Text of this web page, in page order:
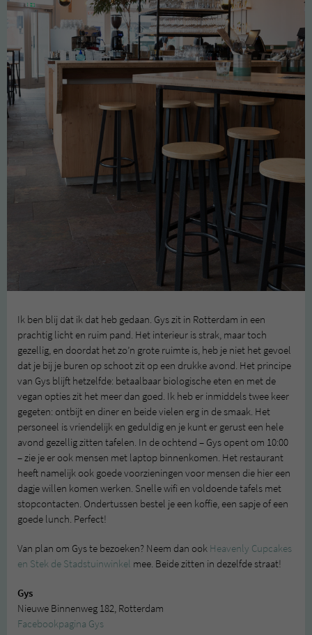
Ik ben blij dat ik dat heb gedaan. Gys zit in Rotterdam in een
prachtig licht en ruim pand. Het interieur is strak, maar toch
gezellig, en doordat het zo’n grote ruimte is, heb je niet het gevoel
dat je bij je buren op schoot zit op een drukke avond. Het principe
van Gys blijft hetzelfde: betaalbaar biologische eten en met de
vegan opties zit het meer dan goed. Ik heb er inmiddels twee keer
gegeten: ontbijt en diner en beide vielen erg in de smaak. Het
personeel is vriendelijk en geduldig en je kunt er gerust een hele
avond gezellig zitten tafelen. In de ochtend – Gys opent om 10:00
– zie je er ook mensen met laptop binnenkomen. Het restaurant
heeft namelijk ook goede voorzieningen voor mensen die hier een
dagje willen komen werken. Snelle wifi en voldoende tafels met
stopcontacten. Ondertussen bestel je een koffie, een sapje of een
goede lunch. Perfect!
Van plan om Gys te bezoeken? Neem dan ook Heavenly Cupcakes
en Stek de Stadstuinwinkel mee. Beide zitten in dezelfde straat!
Gys
Nieuwe Binnenweg 182, Rotterdam
Facebookpagina Gys